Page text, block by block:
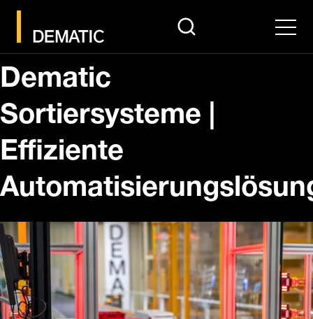
search Menu
Dematic
Sortiersysteme |
Effiziente